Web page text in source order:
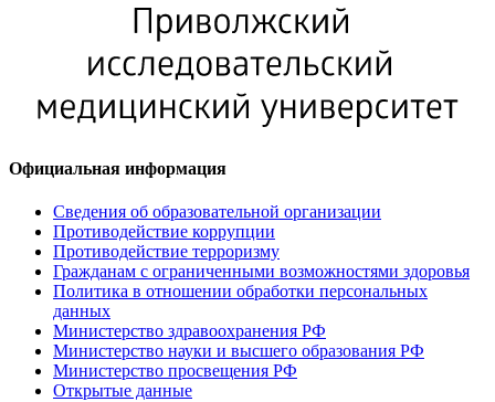
Официальная информация
Сведения об образовательной организации
Противодействие коррупции
Противодействие терроризму
Гражданам с ограниченными возможностями здоровья
Политика в отношении обработки персональных
данных
Министерство здравоохранения РФ
Министерство науки и высшего образования РФ
Министерство просвещения РФ
Открытые данные